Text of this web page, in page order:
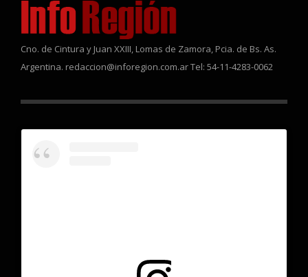
Cno. de Cintura y Juan XXIII, Lomas de Zamora, Pcia. de Bs. As.
Argentina. redaccion@inforegion.com.ar Tel: 54-11-4283-0062